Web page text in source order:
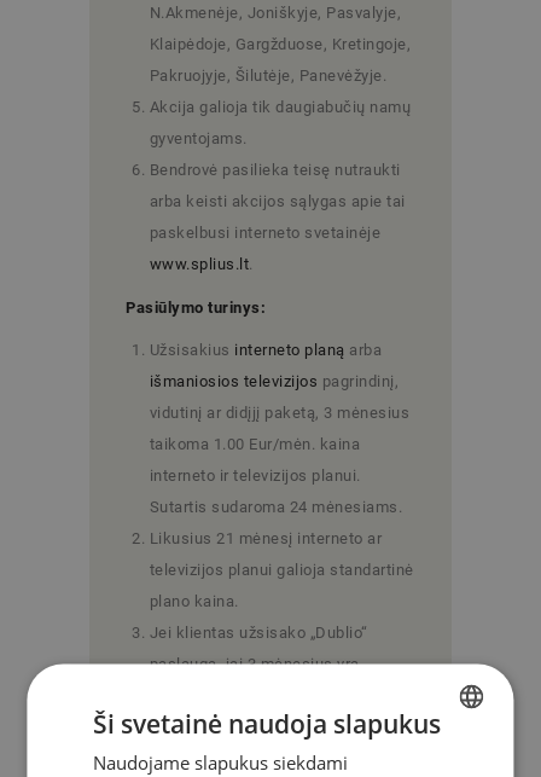
N.Akmenėje, Joniškyje, Pasvalyje,
Klaipėdoje, Gargžduose, Kretingoje,
Pakruojyje, Šilutėje, Panevėžyje.
Akcija galioja tik daugiabučių namų
gyventojams.
Bendrovė pasilieka teisę nutraukti
arba keisti akcijos sąlygas apie tai
paskelbusi interneto svetainėje
www.splius.lt
Pasiūlymo turinys:
Užsisakius interneto planą arba
išmaniosios televizijos pagrindinį,
vidutinį ar didįjį paketą, 3 mėnesius
taikoma 1.00 Eur/mėn. kaina
interneto ir televizijos planui.
Sutartis sudaroma 24 mėnesiams.
Likusius 21 mėnesį interneto ar
televizijos planui galioja standartinė
plano kaina.
Jei klientas užsisako „Dublio“
paslaugą, jai 3 mėnesius yra
mėnesį galioja standartinė „Dublio“
paslaugos kaina.
Ši svetainė naudoja slapukus
Naudojame slapukus siekdami